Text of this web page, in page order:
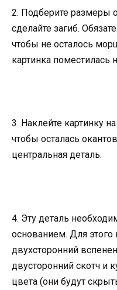
2. Подберите размеры
сделайте загиб.
чтобы не осталось
картинка поместилась
3. Наклейте картинку
чтобы осталась
центральная деталь.
4. Эту деталь
основанием. Для
двухсторонний
двусторонний скотч и
цвета (они будут